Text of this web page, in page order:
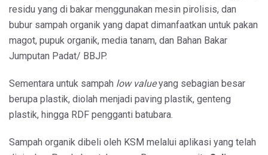
residu yang di bakar menggunakan mesin pirolisis, dan
bubur sampah organik yang dapat dimanfaatkan untuk pakan
magot, pupuk organik, media tanam, dan Bahan Bakar
Jumputan Padat/ BBJP.
Sementara untuk sampah low valueyang sebagian besar
berupa plastik, diolah menjadi paving plastik, genteng
plastik, hingga RDF pengganti batubara.
Sampah organik dibeli oleh KSM melalui aplikasi yang telah